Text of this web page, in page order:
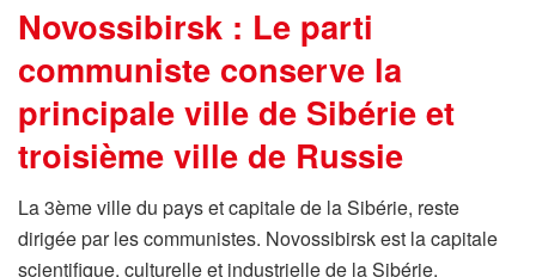
Novossibirsk : Le parti
communiste conserve la
principale ville de Sibérie et
troisième ville de Russie
La 3ème ville du pays et capitale de la Sibérie, reste
dirigée par les communistes. Novossibirsk est la capitale
scientifique, culturelle et industrielle de la Sibérie.